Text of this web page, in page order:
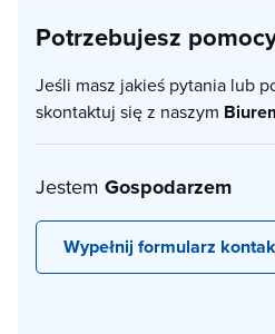
Potrzebujesz
Jeśli masz jakieś pytania lub
skontaktuj się z naszym
Jestem Gospodarzem
Wypełnij formularz